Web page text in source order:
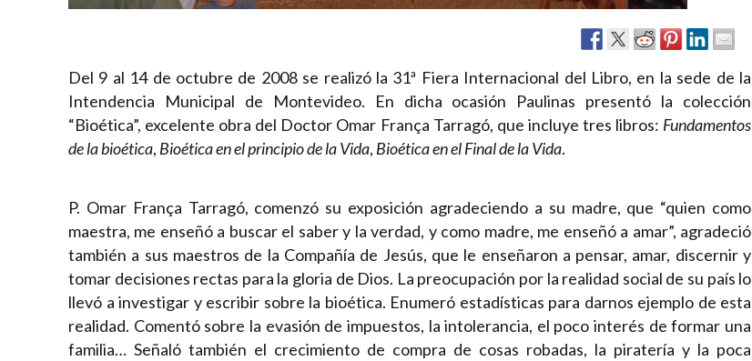
Del 9 al 14 de octubre de 2008 se realizó la 31ª Fiera Internacional del Libro, en la sede de la
Intendencia Municipal de Montevideo. En dicha ocasión Paulinas presentó la colección
“Bioética”, excelente obra del Doctor Omar França Tarragó, que incluye tres libros: Fundamentos
de la bioética, Bioética en el principio de la Vida, Bioética en el Final de la Vida.
P. Omar França Tarragó, comenzó su exposición agradeciendo a su madre, que “quien como
maestra, me enseñó a buscar el saber y la verdad, y como madre, me enseñó a amar”, agradeció
también a sus maestros de la Compañía de Jesús, que le enseñaron a pensar, amar, discernir y
tomar decisiones rectas para la gloria de Dios. La preocupación por la realidad social de su país lo
llevó a investigar y escribir sobre la bioética. Enumeró estadísticas para darnos ejemplo de esta
realidad. Comentó sobre la evasión de impuestos, la intolerancia, el poco interés de formar una
familia… Señaló también el crecimiento de compra de cosas robadas, la piratería y la poca